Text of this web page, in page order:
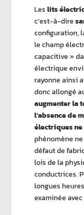
Leslits
c’est-à-dire
configuration,
le champ
capacitive »
électrique
rayonne ainsi
donc allongé
augmenter la
l’absence de
électriques ne
phénomène
défaut de
lois de la
conductrices.
longues
examinée